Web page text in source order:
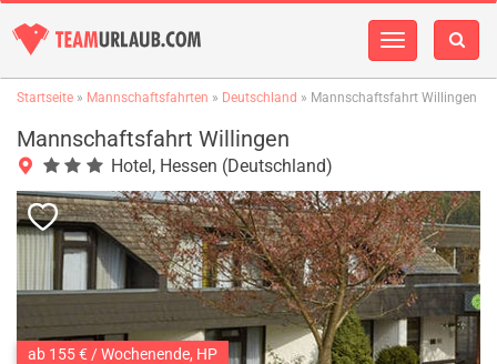
Navigation
Startseite » Mannschaftsfahrten » Deutschland » Mannschaftsfahrt Willingen
Mannschaftsfahrt Willingen
Hotel, Hessen (Deutschland)
ab 155 € / Wochenende, HP